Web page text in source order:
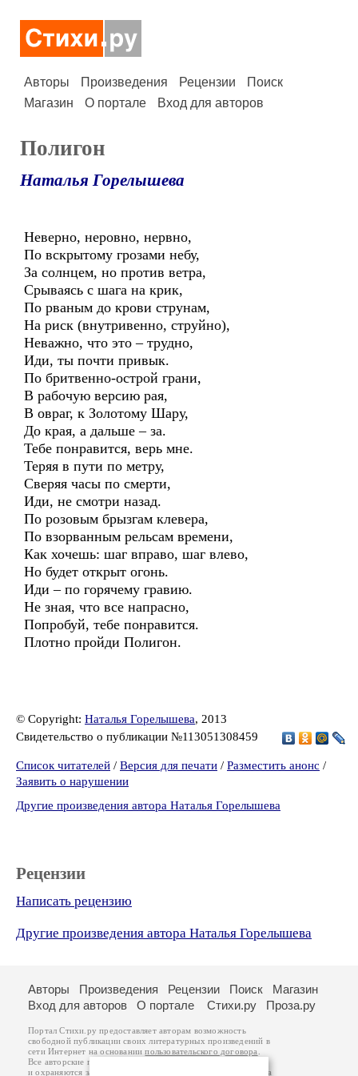
Авторы Произведения Рецензии
Поиск
Магазин
О портале Вход для авторов
Полигон
Наталья Горелышева
Неверно, неровно, нервно,
По вскрытому грозами небу,
За солнцем, но против ветра,
Срываясь с шага на крик,
По рваным до крови струнам,
На риск (внутривенно, струйно),
Неважно, что это – трудно,
Иди, ты почти привык.
По бритвенно-острой грани,
В рабочую версию рая,
В овраг, к Золотому Шару,
До края, а дальше – за.
Тебе понравится, верь мне.
Теряя в пути по метру,
Сверяя часы по смерти,
Иди, не смотри назад.
По розовым брызгам клевера,
По взорванным рельсам времени,
Как хочешь: шаг вправо, шаг влево,
Но будет открыт огонь.
Иди – по горячему гравию.
Не зная, что все напрасно,
Попробуй, тебе понравится.
Плотно пройди Полигон.
© Copyright: Наталья Горелышева, 2013
Свидетельство о публикации №113051308459
Список читателей / Версия для печати / Разместить анонс /
Заявить о нарушении
Другие произведения автора Наталья Горелышева
Рецензии
Написать рецензию
Другие произведения автора Наталья Горелышева
Авторы Произведения Рецензии Поиск
Магазин
Вход для авторов
О портале Стихи.ру Проза.ру
Портал Стихи.ру предоставляет авторам возможность
свободной публикации своих литературных произведений в
сети Интернет на основаниипользовательского договора
Все авторские права на произведения принадлежат авторам
и охраняются законом . Перепечатка произведений возможна